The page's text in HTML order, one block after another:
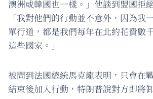
澳洲或韓國也一樣。」他談到盟國拒
「我對他們的行動並不意外，因為我
單行道，都是我們每年在北約花費數
這些國家。」
被問到法國總統馬克龍表明，只會在
結束後加入行動，特朗普說對方即將